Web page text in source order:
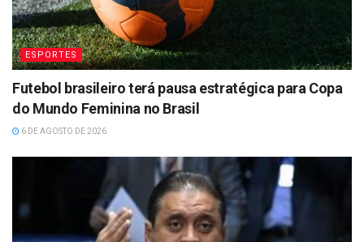
ESPORTES
Futebol brasileiro terá pausa estratégica para Copa
do Mundo Feminina no Brasil
6 DE AGOSTO DE 2026